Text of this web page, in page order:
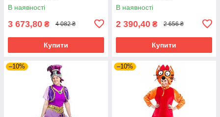
В наявності
3 673,80 ₴ 4 082 ₴
Купити
В наявності
2 390,40 ₴ 2 656 ₴
Купити
–10% –10%